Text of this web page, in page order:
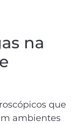
na
que
ambientes